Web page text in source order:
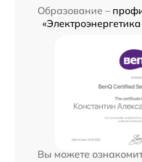
Образование –
Вы можете